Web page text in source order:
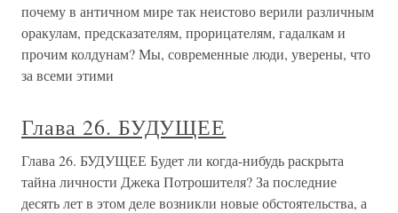
почему в античном мире так неистово верили различным
оракулам, предсказателям, прорицателям, гадалкам и
прочим колдунам? Мы, современные люди, уверены, что
за всеми этими
Глава 26. БУДУЩЕЕ
Глава 26. БУДУЩЕЕ Будет ли когда-нибудь раскрыта
тайна личности Джека Потрошителя? За последние
десять лет в этом деле возникли новые обстоятельства, а